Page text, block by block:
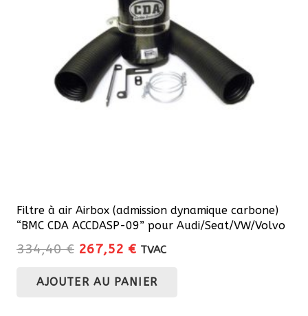
Filtre à air Airbox (admission dynamique carbone)
“BMC CDA ACCDASP-09” pour Audi/Seat/VW/Volvo
334,40€ Le
initial
267,52 €Le
actuel
TVAC
AJOUTER AU PANIER